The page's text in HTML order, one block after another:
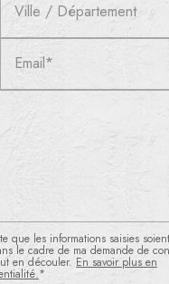
Ville / Département
Email*
que les informations saisies soient
le cadre de ma demande de
en découler. En savoir plus en
*